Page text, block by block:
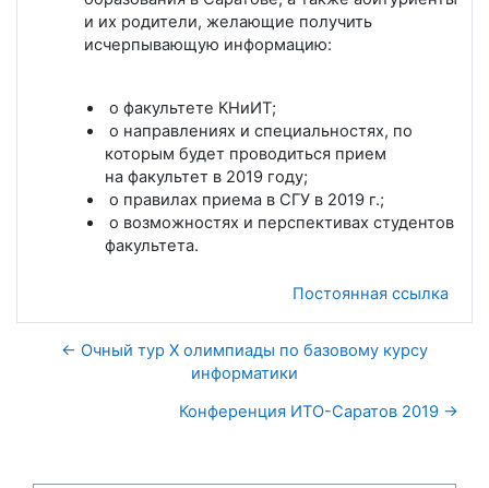
и их родители, желающие получить
исчерпывающую информацию:
о факультете КНиИТ;
о направлениях и специальностях, по
которым будет проводиться прием
на факультет в 2019 году;
о правилах приема в СГУ в 2019 г.;
о возможностях и перспективах студентов
факультета.
Постоянная ссылка
← Очный тур X олимпиады по базовому курсу
информатики
Конференция ИТО-Саратов 2019 →